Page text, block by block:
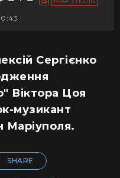
Сергієнко
Віктора Цоя
музикант
Маріуполя.
SHARE